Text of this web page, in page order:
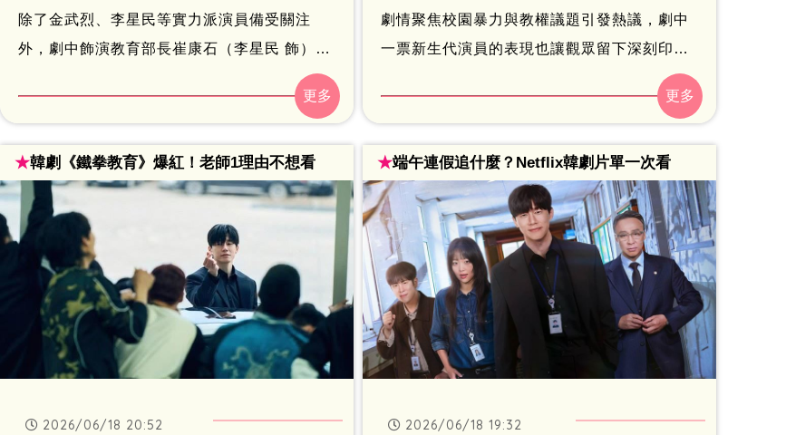
除了金武烈、李星民等實力派演員備受關注
外，劇中飾演教育部長崔康石（李星民 飾）女
兒、也是羅華振（金武烈 飾）未婚妻「崔佳
尹」的賀營，雖然戲份不算特別多，卻是推動
觀眾留下深刻印象。事實上，賀營不只戲裡角
色背景亮眼，戲外的人生經歷同樣相當傳奇。
劇情聚焦校園暴力與教權議題引發熱議，劇中
一票新生代演員的表現也讓觀眾留下深刻印
象。近日，導演洪鍾燦接受韓國雜誌專訪時透
露，光是選角就花了長達5、6個月的時間，期
找到最合適的人選。
★韓劇《鐵拳教育》爆紅！老師1理由不想看
2026/06/18 20:52
★端午連假追什麼？Netflix韓劇片單一次看
2026/06/18 19:32